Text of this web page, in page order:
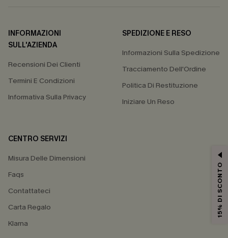
INFORMAZIONI
SULL'AZIENDA
Recensioni Dei Clienti
Termini E Condizioni
Informativa Sulla Privacy
SPEDIZIONE E RESO
Informazioni Sulla Spedizione
Tracciamento Dell'Ordine
Politica Di Restituzione
Iniziare Un Reso
CENTRO SERVIZI
Misura Delle Dimensioni
Faqs
Contattateci
Carta Regalo
Klarna
15% DI SCONTO